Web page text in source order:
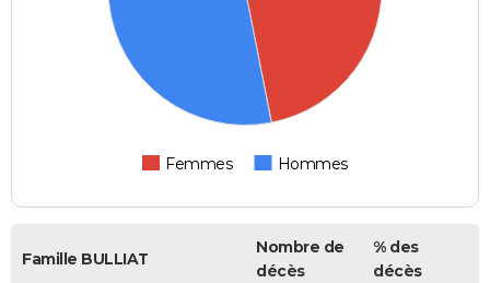
Femmes Hommes
Famille BULLIAT
Nombre de
décès
% des
décès